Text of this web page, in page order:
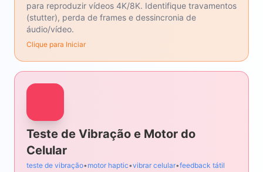
para reproduzir vídeos 4K/8K. Identifique travamentos
(stutter), perda de frames e dessincronia de
áudio/vídeo.
Clique para Iniciar
Teste de Vibração e Motor do
Celular
teste de vibração•motor haptic•vibrar celular•feedback tátil